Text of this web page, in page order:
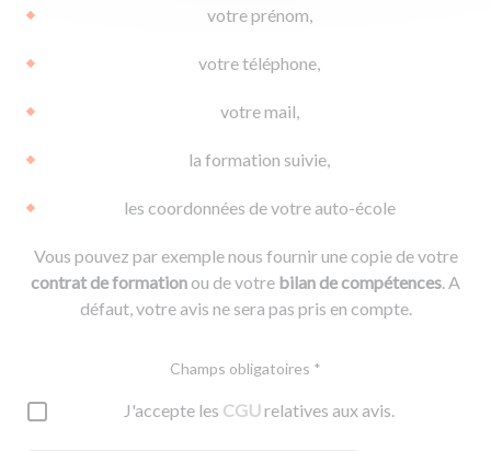
votre prénom,
votre téléphone,
votre mail,
la formation suivie,
les coordonnées de votre auto-école
Vous pouvez par exemple nous fournir une copie de votre
contrat de formationou de votre bilan de compétences. A
défaut, votre avis ne sera pas pris en compte.
Champs obligatoires *
J'accepte les CGUrelatives aux avis.